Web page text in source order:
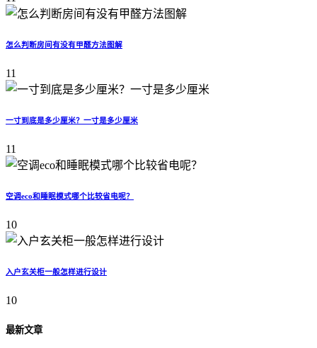
怎么判断房间有没有甲醛方法图解
11
一寸到底是多少厘米？一寸是多少厘米
11
空调eco和睡眠模式哪个比较省电呢？
10
入户玄关柜一般怎样进行设计
10
最新文章